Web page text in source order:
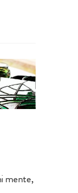
mente,